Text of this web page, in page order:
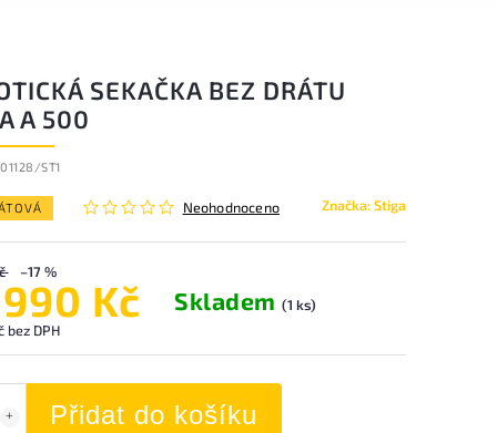
SEKAČKA BEZ DRÁTU
A 500
ST1
Neohodnoceno Značka:Stiga
–17 %
Kč
bez DPH
Skladem(1 ks)
Přidat do košíku